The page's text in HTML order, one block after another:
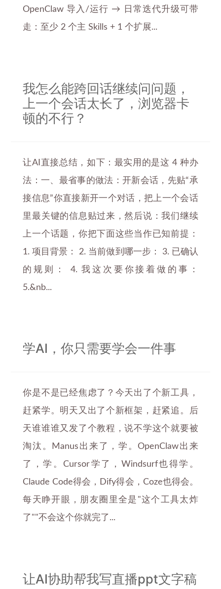
OpenClaw 导入/运行 → 日常迭代升级可带
走：至少 2 个主 Skills + 1 个扩展...
我怎么能跨回话继续问问题，
上一个会话太长了，浏览器卡
顿的不行？
让AI直接总结，如下：最实用的是这 4 种办
法：一、最省事的做法：开新会话，先贴“承
接信息”你直接新开一个对话，把上一个会话
里最关键的信息贴过来，然后说：我们继续
上一个话题，你把下面这些当作已知前提：
1. 项目背景： 2. 当前做到哪一步： 3. 已确认
的规则： 4. 我这次要你接着做的事：
5.&nb...
学AI，你只需要学会一件事
你是不是已经焦虑了？今天出了个新工具，
赶紧学。明天又出了个新框架，赶紧追。后
天谁谁谁又发了个教程，说不学这个就要被
淘汰。Manus出来了，学。OpenClaw出来
了，学。Cursor学了，Windsurf也得学。
Claude Code得会，Dify得会，Coze也得会。
每天睁开眼，朋友圈里全是"这个工具太炸
了""不会这个你就完了...
让AI协助帮我写直播ppt文字稿